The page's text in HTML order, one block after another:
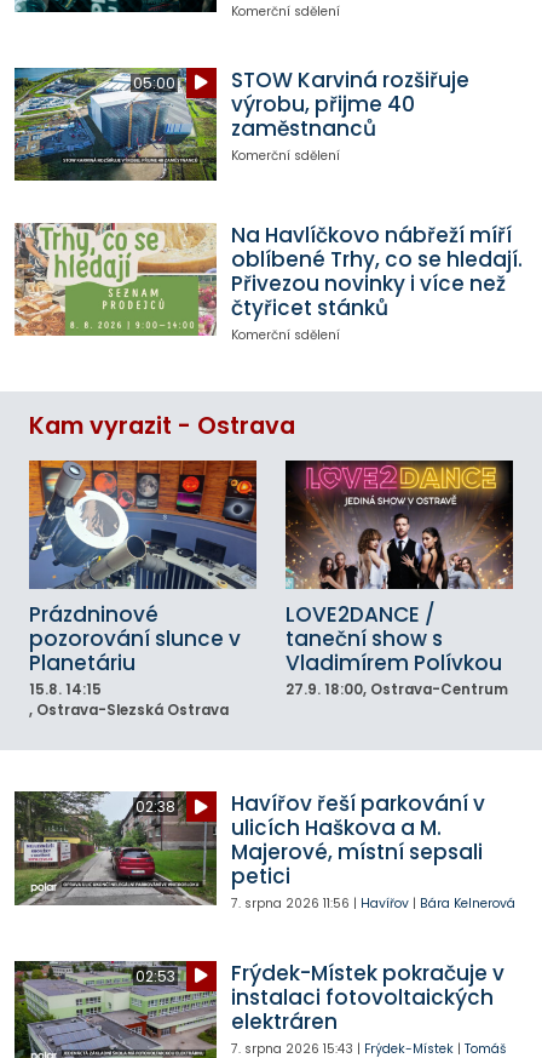
Komerční sdělení
05:00
STOW Karviná rozšiřuje
výrobu, přijme 40
zaměstnanců
Komerční sdělení
Na Havlíčkovo nábřeží míří
oblíbené Trhy, co se hledají.
Přivezou novinky i více než
čtyřicet stánků
Komerční sdělení
Kam vyrazit - Ostrava
Prázdninové
pozorování slunce v
Planetáriu
15.8. 14:15
, Ostrava-Slezská Ostrava
LOVE2DANCE /
taneční show s
Vladimírem Polívkou
27.9. 18:00, Ostrava-Centrum
02:38
Havířov řeší parkování v
ulicích Haškova a M.
Majerové, místní sepsali
petici
7. srpna 2026 11:56 | Havířov| Bára Kelnerová
02:53
Frýdek-Místek pokračuje v
instalaci fotovoltaických
elektráren
7. srpna 2026 15:43 | Frýdek-Místek| Tomáš